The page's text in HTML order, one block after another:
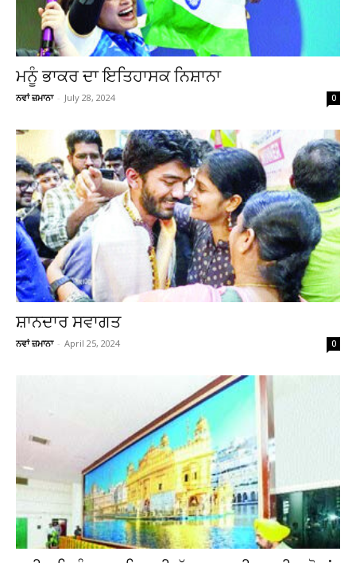
ਮਨੂੰ ਭਾਕਰ ਦਾ ਇਤਿਹਾਸਕ ਨਿਸ਼ਾਨਾ
ਨਵਾਂ ਜ਼ਮਾਨਾ - July 28, 2024 0
ਸ਼ਾਨਦਾਰ ਸਵਾਗਤ
ਨਵਾਂ ਜ਼ਮਾਨਾ - April 25, 2024 0